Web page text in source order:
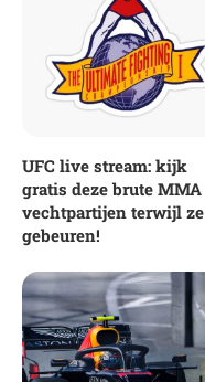
UFC live stream: kijk
gratis deze brute MMA
vechtpartijen terwijl ze
gebeuren!